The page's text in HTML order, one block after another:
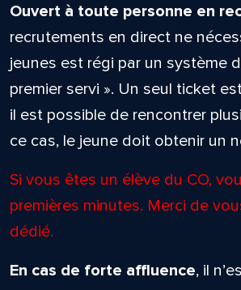
Ouvert à toute personne en
recrutements en direct ne
jeunes est régi par un système
premier servi ». Un seul ticket
il est possible de rencontrer
ce cas, le jeune doit obtenir un
Si vous êtes un élève du CO,
premières minutes. Merci de
dédié.
En cas de forte affluence, il